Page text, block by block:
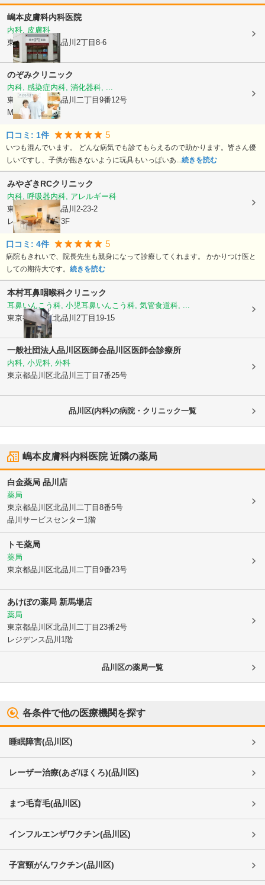
嶋本皮膚科内科医院
内科, 皮膚科
東京都品川区北品川2丁目8-6
のぞみクリニック
内科, 感染症内科, 消化器科, ...
東京都品川区北品川二丁目9番12号
Mare北品川1階
口コミ: 1件 5
いつも混んでいます。 どんな病気でも診てもらえるので助かります。皆さん優
しいですし、子供が飽きないように玩具もいっぱいあ...続きを読む
みやざきRCクリニック
内科, 呼吸器内科, アレルギー科
東京都品川区北品川2-23-2
レジデンス品川3F
口コミ: 4件 5
病院もきれいで、院長先生も親身になって診療してくれます。 かかりつけ医と
しての期待大です。 続きを読む
本村耳鼻咽喉科クリニック
耳鼻いんこう科, 小児耳鼻いんこう科, 気管食道科, ...
東京都品川区北品川2丁目19-15
一般社団法人品川区医師会品川区医師会診療所
内科, 小児科, 外科
東京都品川区北品川三丁目7番25号
品川区(内科)の病院・クリニック一覧
嶋本皮膚科内科医院近隣の薬局
白金薬局 品川店
薬局
東京都品川区北品川二丁目8番5号
品川サービスセンター1階
トモ薬局
薬局
東京都品川区北品川二丁目9番23号
あけぼの薬局 新馬場店
薬局
東京都品川区北品川二丁目23番2号
レジデンス品川1階
品川区の薬局一覧
各条件で他の医療機関を探す
睡眠障害(品川区)
レーザー治療(あざ/ほくろ)(品川区)
まつ毛育毛(品川区)
インフルエンザワクチン(品川区)
子宮頸がんワクチン(品川区)